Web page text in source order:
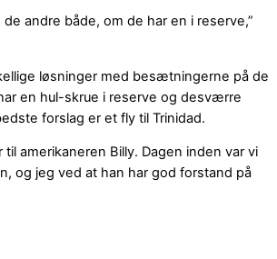
andre både, om de har en i reserve,”
løsninger med besætningerne på de
en hul-skrue i reserve og desværre
forslag er et fly til Trinidad.
til amerikaneren Billy. Dagen inden var vi
og jeg ved at han har god forstand på